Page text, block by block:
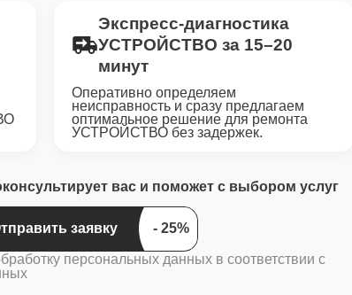
Экспресс-диагностика
УСТРОЙСТВО за 15–20
минут
Оперативно определяем
неисправность и сразу предлагаем
оптимальное решение для ремонта
УСТРОЙСТВО без задержек.
вас и поможет с выбором услуг
заявку
персональных данных в соответствии с